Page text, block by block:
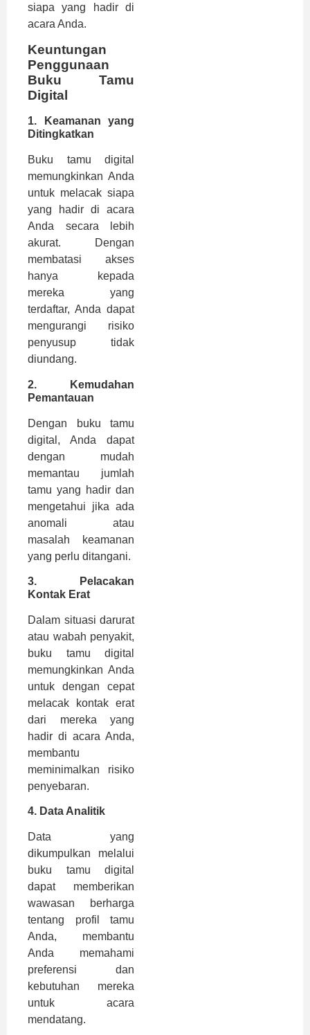
siapa yang hadir di
acara Anda.
Keuntungan
Penggunaan
Buku Tamu
Digital
1.
Keamanan yang
Ditingkatkan
Buku tamu digital
memungkinkan Anda
untuk melacak siapa
yang hadir di acara
Anda secara lebih
akurat. Dengan
membatasi akses
hanya kepada
mereka yang
terdaftar, Anda dapat
mengurangi risiko
penyusup tidak
diundang.
2.
Kemudahan
Pemantauan
Dengan buku tamu
digital, Anda dapat
dengan mudah
memantau jumlah
tamu yang hadir dan
mengetahui jika ada
anomali atau
masalah keamanan
yang perlu ditangani.
3.
Pelacakan
Kontak Erat
Dalam situasi darurat
atau wabah penyakit,
buku tamu digital
memungkinkan Anda
untuk dengan cepat
melacak kontak erat
dari mereka yang
hadir di acara Anda,
membantu
meminimalkan risiko
penyebaran.
4. Data Analitik
Data yang
dikumpulkan melalui
buku tamu digital
dapat memberikan
wawasan berharga
tentang profil tamu
Anda, membantu
Anda memahami
preferensi dan
kebutuhan mereka
untuk acara
mendatang.